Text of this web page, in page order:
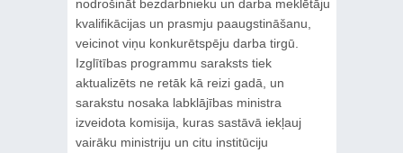
nodrošināt bezdarbnieku un darba meklētāju
kvalifikācijas un prasmju paaugstināšanu,
veicinot viņu konkurētspēju darba tirgū.
Izglītības programmu saraksts tiek
aktualizēts ne retāk kā reizi gadā, un
sarakstu nosaka labklājības ministra
izveidota komisija, kuras sastāvā iekļauj
vairāku ministriju un citu institūciju